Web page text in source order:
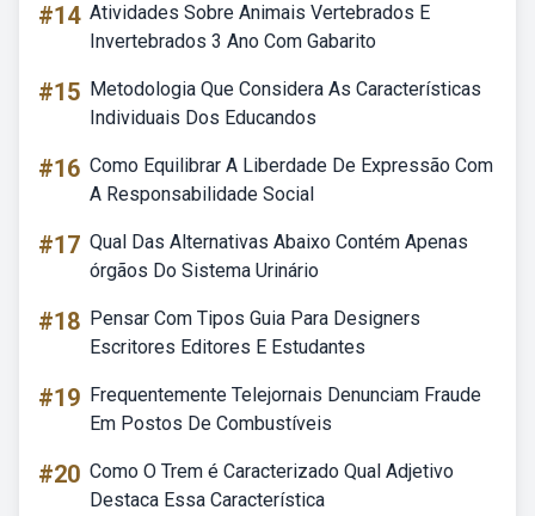
#14 Atividades Sobre Animais Vertebrados E
Invertebrados 3 Ano Com Gabarito
#15 Metodologia Que Considera As Características
Individuais Dos Educandos
#16 Como Equilibrar A Liberdade De Expressão Com
A Responsabilidade Social
#17 Qual Das Alternativas Abaixo Contém Apenas
órgãos Do Sistema Urinário
#18 Pensar Com Tipos Guia Para Designers
Escritores Editores E Estudantes
#19 Frequentemente Telejornais Denunciam Fraude
Em Postos De Combustíveis
#20 Como O Trem é Caracterizado Qual Adjetivo
Destaca Essa Característica